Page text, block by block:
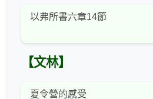
以弗所書六章14節
【文林】
夏令營的感受